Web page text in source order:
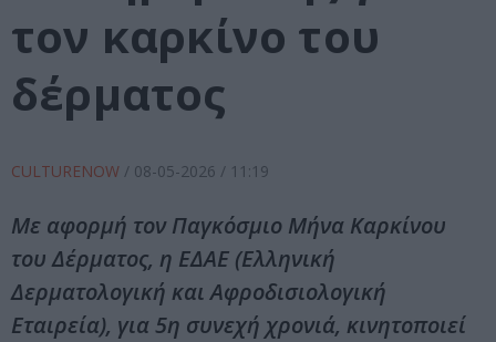
τον καρκίνο του
δέρματος
CULTURENOW / 08-05-2026 / 11:19
Με αφορμή τον Παγκόσμιο Μήνα Καρκίνου
του Δέρματος, η ΕΔΑΕ (Ελληνική
Δερματολογική και Αφροδισιολογική
Εταιρεία), για 5η συνεχή χρονιά, κινητοποιεί